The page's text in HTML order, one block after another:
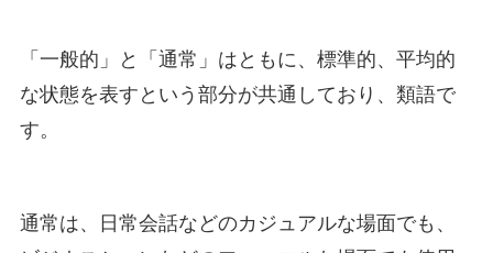
「一般的」と「通常」はともに、標準的、平均的
な状態を表すという部分が共通しており、類語で
す。
通常は、日常会話などのカジュアルな場面でも、